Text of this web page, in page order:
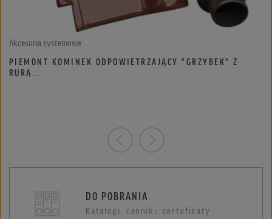
Akcesoria systemowe
PIEMONT KOMINEK ODPOWIETRZAJĄCY "GRZYBEK" Z
RURĄ...
DO POBRANIA
Katalogi, cenniki, certyfikaty